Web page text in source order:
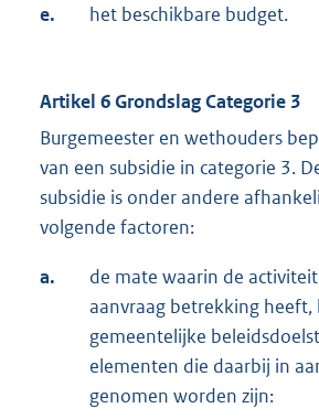
e. het beschikbare budget.
Artikel 6 Grondslag Categorie 3
Burgemeester en wethouders
van een subsidie in categorie 3.
subsidie is onder andere
volgende factoren:
a.
de mate waarin de
aanvraag betrekking heeft,
gemeentelijke
elementen die daarbij in
genomen worden zijn: